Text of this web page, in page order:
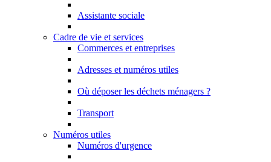
Assistante sociale
Cadre de vie et services
Commerces et entreprises
Adresses et numéros utiles
Où déposer les déchets ménagers ?
Transport
Numéros utiles
Numéros d'urgence